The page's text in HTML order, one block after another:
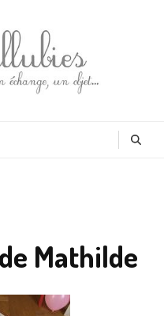
Mathilde